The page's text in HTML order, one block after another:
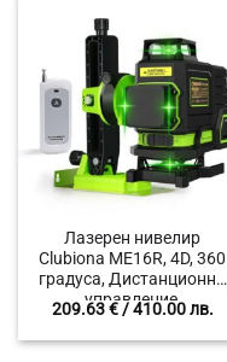
Лазерен нивелир
Clubiona ME16R, 4D, 360
градуса, Дистанционно
управление,
Презареждаща батерия
5200 mAh
209.63€/ 410.00 лв.